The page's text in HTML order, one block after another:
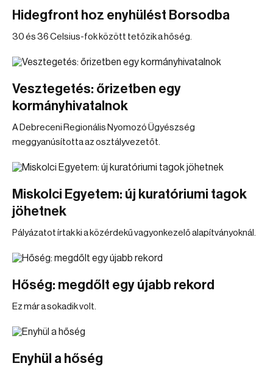
Hidegfront hoz enyhülést Borsodba
30 és 36 Celsius-fok között tetőzik a hőség.
Vesztegetés: őrizetben egy
kormányhivatalnok
A Debreceni Regionális Nyomozó Ügyészség
meggyanúsította az osztályvezetőt.
Miskolci Egyetem: új kuratóriumi tagok
jöhetnek
Pályázatot írtak ki a közérdekű vagyonkezelő alapítványoknál.
Hőség: megdőlt egy újabb rekord
Ez már a sokadik volt.
Enyhül a hőség